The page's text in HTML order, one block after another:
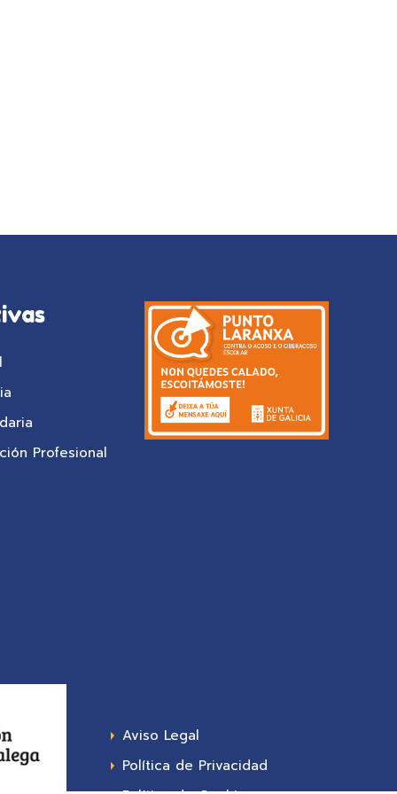
Profesional
Aviso Legal
Política de Privacidad